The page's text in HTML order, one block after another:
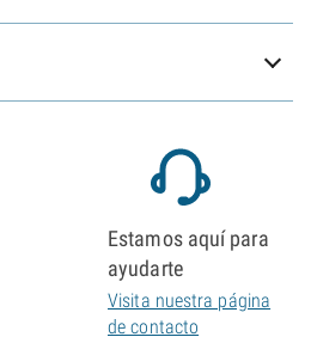
Estamos aquí para
ayudarte
Visita nuestra página
de contacto